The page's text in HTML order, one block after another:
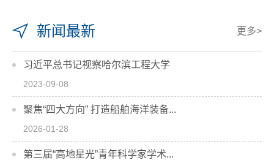
新闻最新 更多>
习近平总书记视察哈尔滨工程大学
2023-09-08
聚焦“四大方向” 打造船舶海洋装备...
2026-01-28
第三届“高地星光”青年科学家学术...